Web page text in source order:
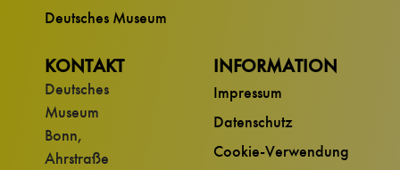
Deutsches Museum
INFORMATION
Impressum
Datenschutz
Cookie-Verwendung
KONTAKT
Deutsches
Museum
Bonn,
Ahrstraße